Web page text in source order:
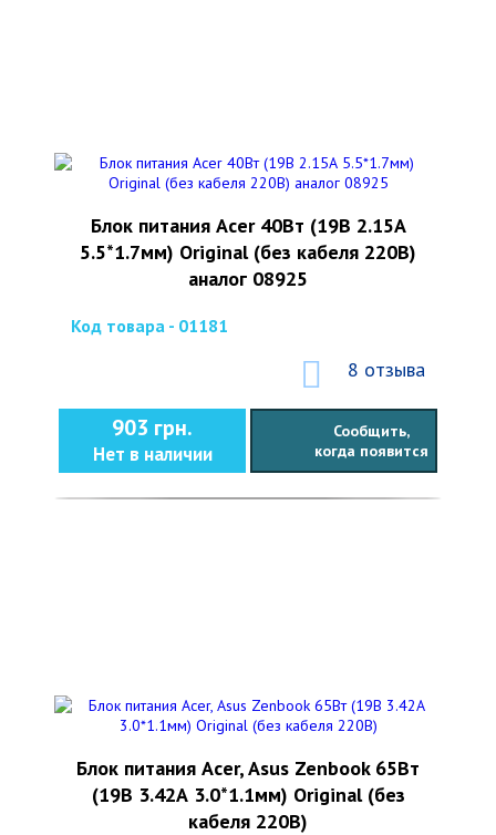
Блок питания Acer 40Вт (19В 2.15А
5.5*1.7мм) Original (без кабеля 220В)
аналог 08925
Код товара - 01181
8 отзыва
903 грн.
Нет в наличии
Сообщить,
когда появится
Блок питания Acer, Asus Zenbook 65Вт
(19В 3.42А 3.0*1.1мм) Original (без
кабеля 220В)